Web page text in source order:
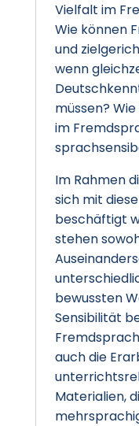
Vielfalt im
Wie können
und
wenn
müssen?
im
Im Rahmen
sich mit
beschäftigt
stehen
bewussten
Sensibilität
auch die
Materialien,